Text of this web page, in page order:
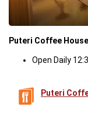
Puteri Coffee House
Open Daily
Puteri